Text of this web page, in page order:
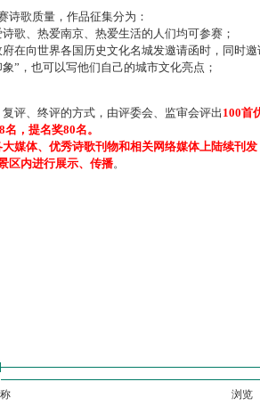
诗歌质量，作品征集分为：
歌、热爱南京、热爱生活的人们均可参赛；
在向世界各国历史文化名城发邀请函时，同时
”，也可以写他们自己的城市文化亮点；
评、终评的方式，由评委会、监审会评出100首
，提名奖80名。
大媒体、优秀诗歌刊物和相关网络媒体上陆续刊
区内进行展示、传播。
浏览